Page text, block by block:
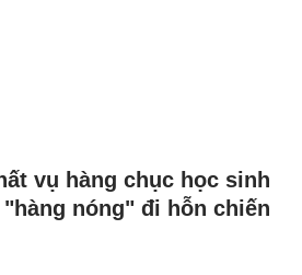
vụ hàng chục học sinh
nóng" đi hỗn chiến